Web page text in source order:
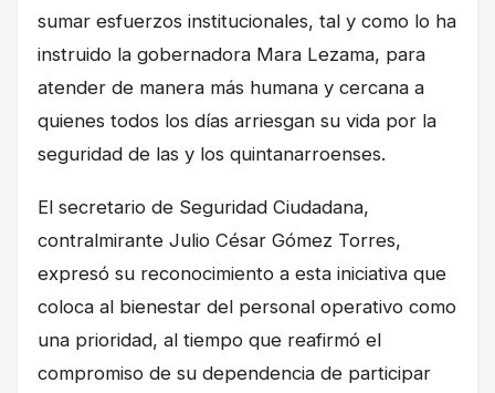
sumar esfuerzos institucionales, tal y como lo ha
instruido la gobernadora Mara Lezama, para
atender de manera más humana y cercana a
quienes todos los días arriesgan su vida por la
seguridad de las y los quintanarroenses.
El secretario de Seguridad Ciudadana,
contralmirante Julio César Gómez Torres,
expresó su reconocimiento a esta iniciativa que
coloca al bienestar del personal operativo como
una prioridad, al tiempo que reafirmó el
compromiso de su dependencia de participar